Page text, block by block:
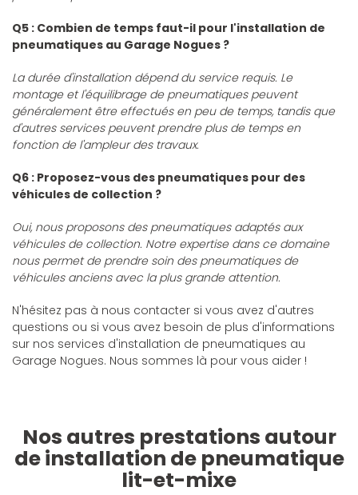
Q5 : Combien de temps faut-il pour l'installation de
pneumatiques au Garage Nogues ?
La durée d'installation dépend du service requis. Le
montage et l'équilibrage de pneumatiques peuvent
généralement être effectués en peu de temps, tandis que
d'autres services peuvent prendre plus de temps en
fonction de l'ampleur des travaux.
Q6 : Proposez-vous des pneumatiques pour des
véhicules de collection ?
Oui, nous proposons des pneumatiques adaptés aux
véhicules de collection. Notre expertise dans ce domaine
nous permet de prendre soin des pneumatiques de
véhicules anciens avec la plus grande attention.
N'hésitez pas à nous contacter si vous avez d'autres
questions ou si vous avez besoin de plus d'informations
sur nos services d'installation de pneumatiques au
Garage Nogues. Nous sommes là pour vous aider !
Nos autres prestations autour
de installation de pneumatique
lit-et-mixe